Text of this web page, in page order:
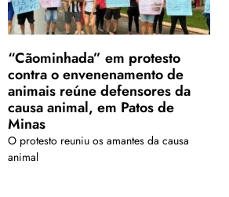
“Cãominhada” em protesto
contra o envenenamento de
animais reúne defensores da
causa animal, em Patos de
Minas
O protesto reuniu os amantes da causa
animal